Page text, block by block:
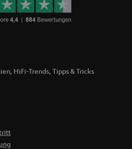
HiFi-Trends, Tipps & Tricks